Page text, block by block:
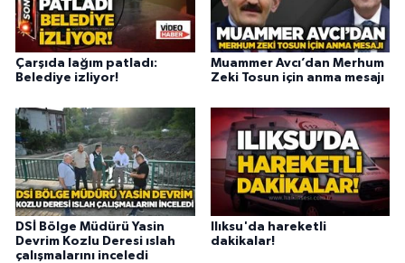
Çarşıda lağım patladı:
Belediye izliyor!
Muammer Avcı’dan Merhum
Zeki Tosun için anma mesajı
DSİ Bölge Müdürü Yasin
Devrim Kozlu Deresi ıslah
çalışmalarını inceledi
Ilıksu'da hareketli
dakikalar!